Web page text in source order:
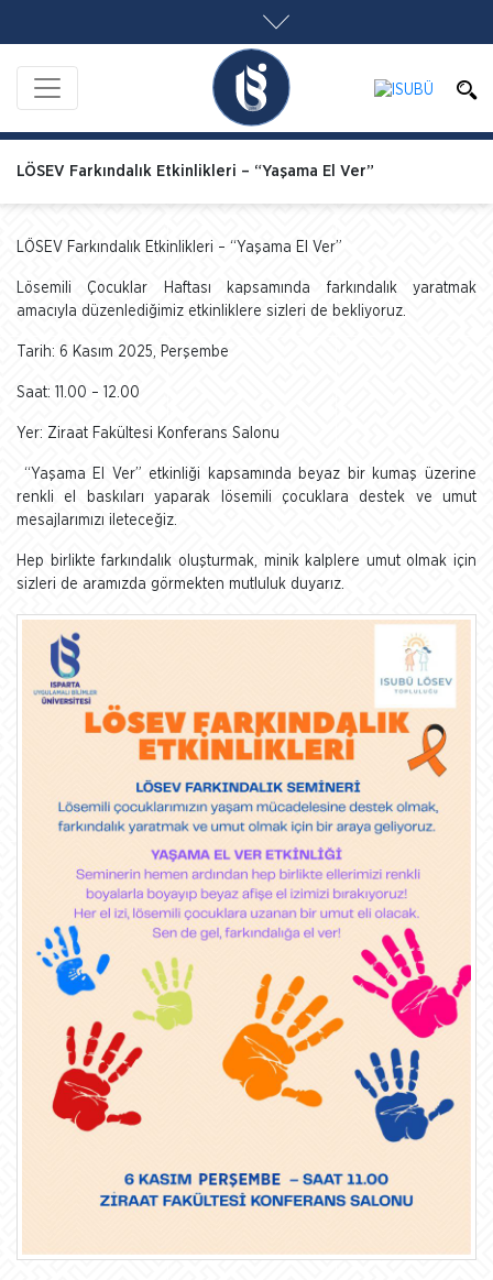
LÖSEV Farkındalık Etkinlikleri – “Yaşama El Ver”
LÖSEV Farkındalık Etkinlikleri – “Yaşama El Ver”
Lösemili Çocuklar Haftası kapsamında farkındalık yaratmak
amacıyla düzenlediğimiz etkinliklere sizleri de bekliyoruz.
Tarih: 6 Kasım 2025, Perşembe
Saat: 11.00 – 12.00
Yer: Ziraat Fakültesi Konferans Salonu
“Yaşama El Ver” etkinliği kapsamında beyaz bir kumaş üzerine
renkli el baskıları yaparak lösemili çocuklara destek ve umut
mesajlarımızı ileteceğiz.
Hep birlikte farkındalık oluşturmak, minik kalplere umut olmak için
sizleri de aramızda görmekten mutluluk duyarız.